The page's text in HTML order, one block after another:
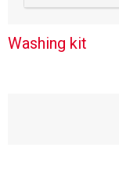
Washing kit